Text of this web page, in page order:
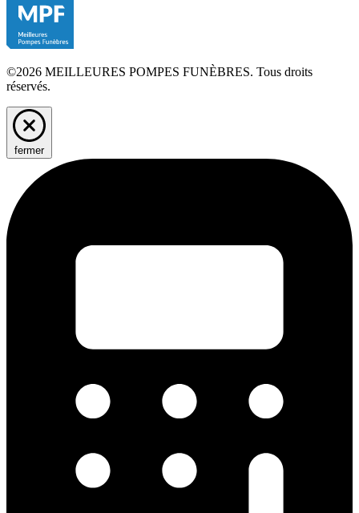
©2026 MEILLEURES POMPES FUNÈBRES. Tous droits
réservés.
fermer